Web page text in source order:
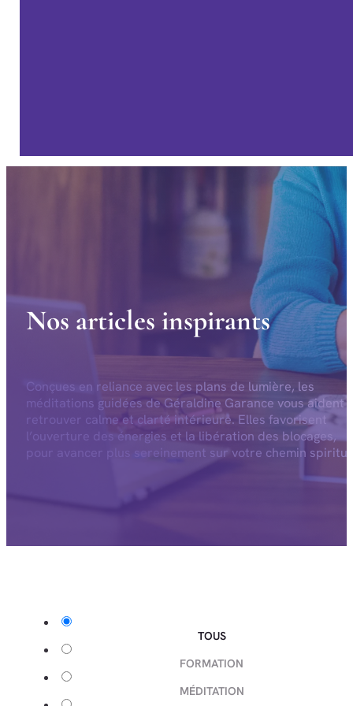
Nos articles inspirants
Conçues en reliance avec les plans de lumière, les
méditations guidées de Géraldine Garance vous aident
retrouver calme et clarté intérieure. Elles favorisent
l’ouverture des énergies et la libération des blocages,
pour avancer plus sereinement sur votre chemin
TOUS
FORMATION
MÉDITATION